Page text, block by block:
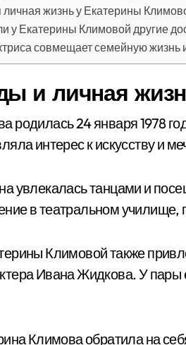
личная жизнь у Екатерины
у Екатерины Климовой другие
совмещает семейную жизнь
и личная
родилась 24 января 1978
интерес к искусству и
увлекалась танцами и
в театральном училище,
Климовой также
Ивана Жидкова. У пары
Климова обратила на